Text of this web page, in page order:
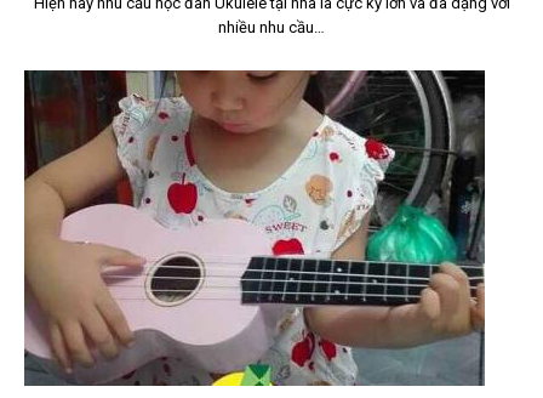
nhiều nhu cầu…